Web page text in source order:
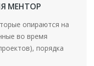
МЕНТОР
опираются на
во время
порядка